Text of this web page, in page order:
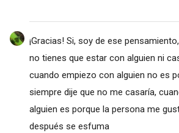
¡Gracias! Si, soy de ese
no tienes que estar con alguien ni
cuando empiezo con alguien no es
siempre dije que no me casaría,
alguien es porque la persona me
después se esfuma